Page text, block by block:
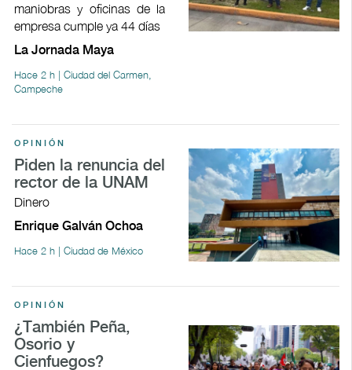
maniobras y oficinas de la
empresa cumple ya 44 días
La Jornada Maya
Hace 2 h | Ciudad del Carmen,
Campeche
OPINIÓN
Piden la renuncia del
rector de la UNAM
Dinero
Enrique Galván Ochoa
Hace 2 h | Ciudad de México
OPINIÓN
¿También Peña,
Osorio y
Cienfuegos?